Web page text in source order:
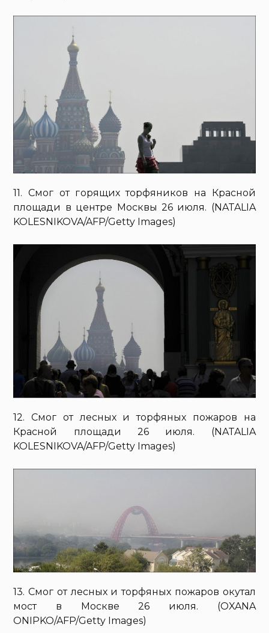
11. Смог от горящих торфяников на Красной
площади в центре Москвы 26 июля. (NATALIA
KOLESNIKOVA/AFP/Getty Images)
12. Смог от лесных и торфяных пожаров на
Красной площади 26 июля. (NATALIA
KOLESNIKOVA/AFP/Getty Images)
13. Смог от лесных и торфяных пожаров окутал
мост в Москве 26 июля. (OXANA
ONIPKO/AFP/Getty Images)